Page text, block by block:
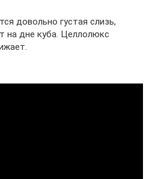
довольно густая слизь,
на дне куба. Целлолюкс